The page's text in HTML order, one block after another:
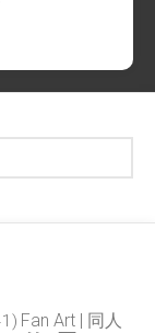
Fan Art | 同人